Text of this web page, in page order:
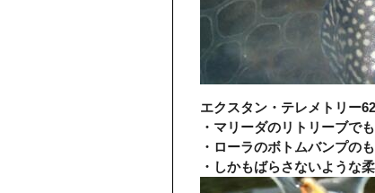
エクスタン・テレメトリー
・マリーダのリトリーブで
・ローラのボトムバンプの
・しかもばらさないような